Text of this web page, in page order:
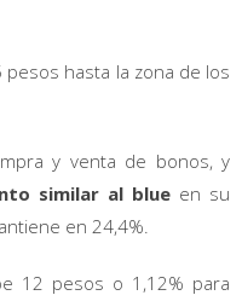
pesos hasta la zona de los
y venta de bonos, y
similar al blue en su
en 24,4%.
12 pesos o 1,12% para